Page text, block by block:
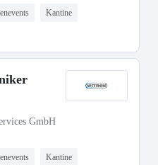
Kantine
GmbH
Kantine